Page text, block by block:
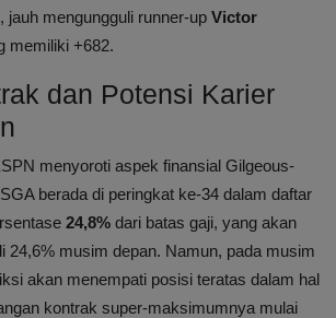
, jauh mengungguli runner-up Victor
memiliki +682.
dan Potensi Karier
menyoroti aspek finansial Gilgeous-
berada di peringkat ke-34 dalam daftar
24,8% dari batas gaji, yang akan
24,6% musim depan. Namun, pada musim
akan menempati posisi teratas dalam hal
kontrak super-maksimumnya mulai